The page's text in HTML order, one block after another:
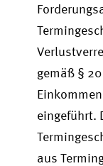
gemäß §
eingeführt.
aus